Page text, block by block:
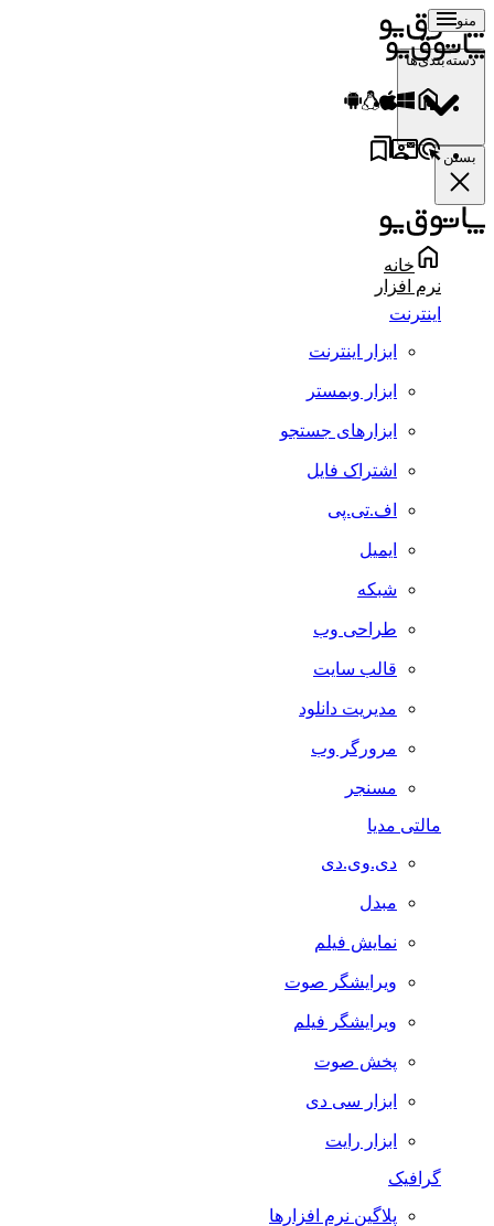
منو
دسته‌بندی‌ها
بستن
خانه
نرم افزار
اینترنت
ابزار اینترنت
ابزار وبمستر
ابزارهای جستجو
اشتراک فایل
اف.تی.پی
ایمیل
شبکه
طراحی وب
قالب سایت
مدیریت دانلود
مرورگر وب
مسنجر
مالتی مدیا
دی.وی.دی
مبدل
نمایش فیلم
ویرایشگر صوت
ویرایشگر فیلم
پخش صوت
ابزار سی دی
ابزار رایت
گرافیک
پلاگین نرم افزارها